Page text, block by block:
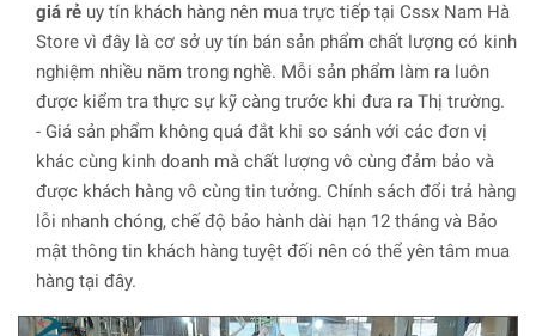
giá rẻ uy tín khách hàng nên mua trực tiếp tại Cssx Nam Hà
Store vì đây là cơ sở uy tín bán sản phẩm chất lượng có kinh
nghiệm nhiều năm trong nghề. Mỗi sản phẩm làm ra luôn
được kiểm tra thực sự kỹ càng trước khi đưa ra Thị trường.
- Giá sản phẩm không quá đắt khi so sánh với các đơn vị
khác cùng kinh doanh mà chất lượng vô cùng đảm bảo và
được khách hàng vô cùng tin tưởng. Chính sách đổi trả hàng
lỗi nhanh chóng, chế độ bảo hành dài hạn 12 tháng và Bảo
mật thông tin khách hàng tuyệt đối nên có thể yên tâm mua
hàng tại đây.